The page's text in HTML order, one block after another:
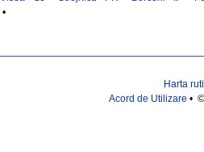
•
Harta
Acord de Utilizare •